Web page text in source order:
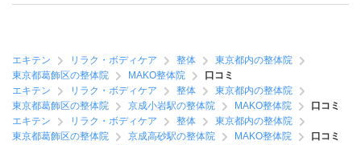
エキテン リラク・ボディケア 整体
東京都内の整体院
東京都葛飾区の整体院
MAKO整体院
口コミ
エキテン
リラク・ボディケア 整体
東京都内の整体院
東京都葛飾区の整体院
京成小岩駅の整体院 MAKO整体院
口コミ
エキテン
リラク・ボディケア 整体
東京都内の整体院
東京都葛飾区の整体院
京成高砂駅の整体院 MAKO整体院
口コミ